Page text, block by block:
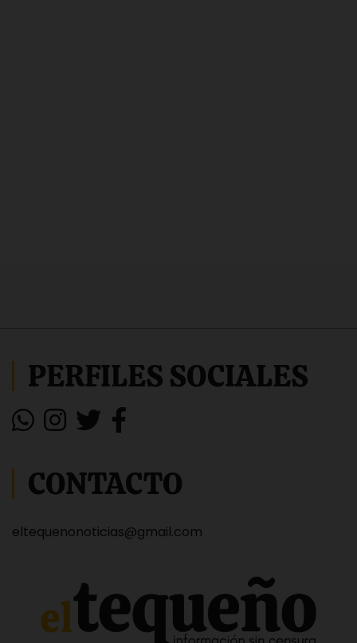
PERFILES SOCIALES
CONTACTO
eltequenonoticias@gmail.com